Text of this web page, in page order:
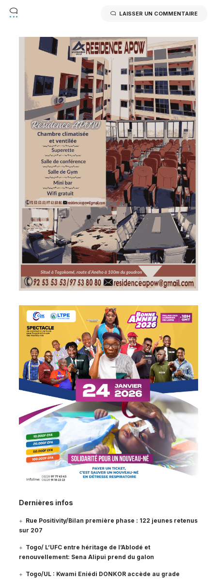
LAISSER UN COMMENTAIRE
Dernières infos
Rue Positivity/Bilan première phase : 122 jeunes retenus
sur 207
Togo/ L’UFC entre héritage de l’Ablodé et
renouvellement: Sena Alipui prend du galon
Togo/UL : Kwami Eniédi DONKOR accède au grade